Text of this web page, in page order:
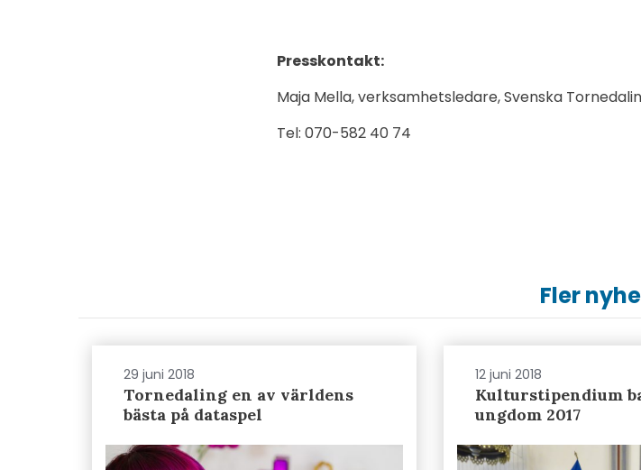
Presskontakt:
Maja Mella, verksamhetsledare, Svenska
Tel: 070-582 40 74
Fler
29 juni 2018
Tornedaling en av världens
bästa på dataspel
12 juni 2018
Kulturstipendium
ungdom 2017